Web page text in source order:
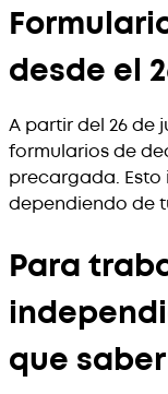
desde el
A partir del 26 de
formularios de
precargada. Esto
dependiendo de
Para
que saber